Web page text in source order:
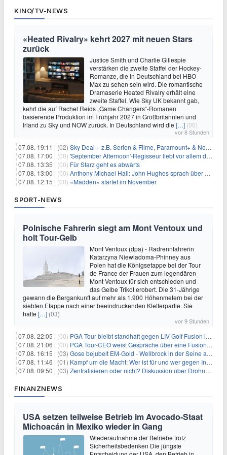
KINO/TV-NEWS
«Heated Rivalry» kehrt 2027 mit neuen Stars
zurück
Justice Smith und Charlie Gillespie
verstärken die zweite Staffel der Hockey-
Romanze, die in Deutschland bei HBO
Max zu sehen sein wird. Die romantische
Dramaserie Heated Rivalry erhält eine
zweite Staffel. Wie Sky UK bekannt gab,
kehrt die auf Rachel Reids „Game Changers“-Romanen
basierende Produktion im Frühjahr 2027 in Großbritannien und
Irland zu Sky und NOW zurück. In Deutschland wird die […] (00)
vor 8 Stunden
07.08. 19:11 | (02) Sky Deal – z.B. Serien & Filme, Paramount+ & Netflix für 19,99€/Monat
07.08. 17:00 | (00) 'September Afternoon'-Regisseur liebt vor allem die 'Banalität' in seinen Filmen
07.08. 13:35 | (00) Für Starz geht es abwärts
07.08. 13:00 | (00) Anthony Michael Hall: John Hughes sprach über eine Fortsetzung von 'The Breakfast Club'
07.08. 12:15 | (00) «Madden» startet im November
SPORT-NEWS
Polnische Fahrerin siegt am Mont Ventoux und
holt Tour-Gelb
Mont Ventoux (dpa) - Radrennfahrerin
Katarzyna Niewiadoma-Phinney aus
Polen hat die Königsetappe bei der Tour
de France der Frauen zum legendären
Mont Ventoux für sich entschieden und
das Gelbe Trikot erobert. Die 31-Jährige
gewann die Bergankunft auf mehr als 1.900 Höhenmetern bei der
siebten Etappe nach einer beeindruckenden Kletterpartie. Sie
hatte […] (03)
vor 9 Stunden
07.08. 22:05 | (00) PGA Tour bleibt standhaft gegen LIV Golf Fusion in einem sich wandelnden Sportumfeld
07.08. 21:06 | (00) PGA Tour-CEO weist Gespräche über eine Fusion mit LIV Golf zurück und bekräftigt die Wettbewerbslandschaft
07.08. 16:15 | (03) Gose bejubelt EM-Gold - Wellbrock in der Seine ausgebremst
07.08. 11:46 | (01) Kampf um die Macht: Wer ist für und wer gegen Infantino?
07.08. 09:50 | (03) Zentralisieren oder nicht? Diskussion über Drohnenabwehr
FINANZNEWS
USA setzen teilweise Betrieb im Avocado-Staat
Michoacán in Mexiko wieder in Gang
Wiederaufnahme der Betriebe trotz
Sicherheitsbedenken Die jüngste